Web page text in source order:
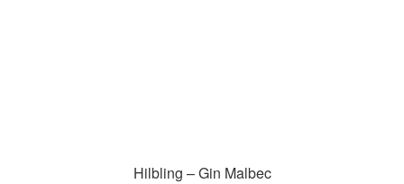
Hilbling – Gin Malbec